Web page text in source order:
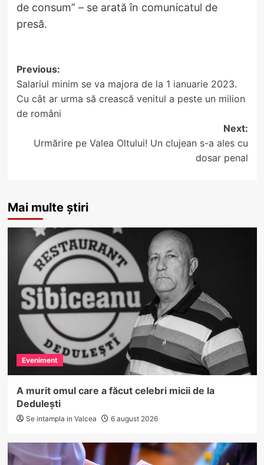
de consum” – se arată în comunicatul de
presă.
Post
navigation
Previous:
Salariul minim se va majora de la 1 ianuarie 2023.
Cu cât ar urma să crească venitul a peste un milion
de români
Next:
Urmărire pe Valea Oltului! Un clujean s-a ales cu
dosar penal
Mai multe știri
Eveniment
A murit omul care a făcut celebri micii de la
Dedulești
Se intampla in Valcea 6 august 2026